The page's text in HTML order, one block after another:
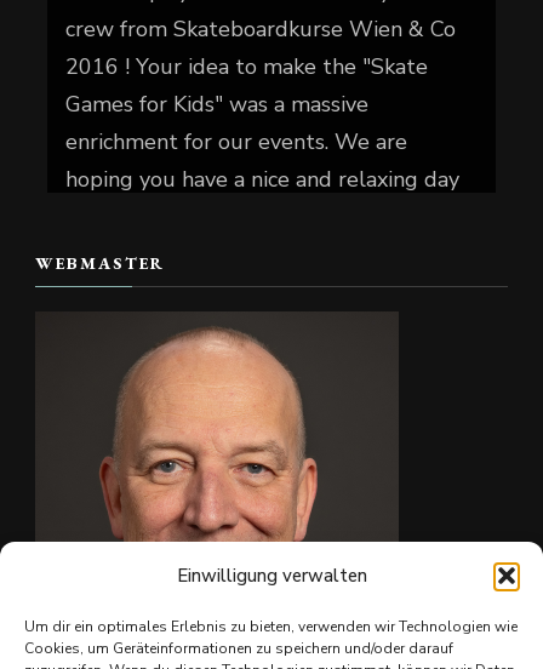
Einwilligung verwalten
Um dir ein optimales Erlebnis zu bieten, verwenden wir Technologien wie
Cookies, um Geräteinformationen zu speichern und/oder darauf
crew from Skateboardkurse Wien & Co
2016 ! Your idea to make the "Skate
Games for Kids" was a massive
enrichment for our events. We are
hoping you have a nice and relaxing day
📷 Christian Reiter
#skate4fun
Foto
Auf Facebook anzeigen Teilen
WEBMASTER